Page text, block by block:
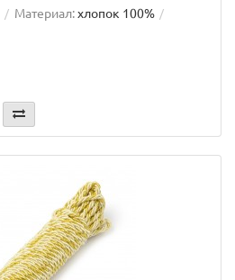
Материал:хлопок 100%